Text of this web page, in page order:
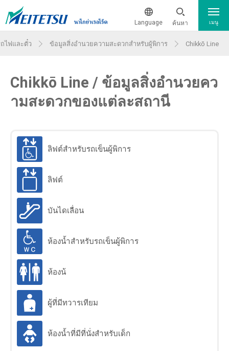
Language ค้นหา
สถานะการเดินรถของรถไฟปัจจุบัน
จากและไปสนามบิน
ข้อมูลรถไฟและตั๋ว
แผนที่เส้นทาง
แผนที่คำแนะนำสำหรับสถานีหลัก
ข้อมูลสิ่งอำนวยความสะดวกสำหรับผู้พิการ
ข้อมูลรถไฟชั้นหนึ่ง
ข้อมูลตั๋ว
ตั๋วรถไฟชั้นหนึ่ง (μticket)
วิธีการซื้อตั๋ว
เกี่ยวกับ "manaca"
English
簡体中文
เมนู
ไฟและตั๋ว ข้อมูลสิ่งอำนวยความสะดวกสำหรับผู้พิการ Chikkō Line
Chikkō Line / ข้อมูลสิ่งอำนวยคว
ามสะดวกของแต่ละสถานี
ลิฟต์สำหรับรถเข็นผู้พิการ
ลิฟต์
บันไดเลื่อน
ห้องน้ำสำหรับรถเข็นผู้พิการ
ห้องน้
ผู้ที่มีทวารเทียม
ห้องน้ำที่มีที่นั่งสำหรับเด็ก